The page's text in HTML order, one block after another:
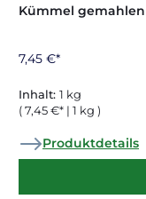
Kümmel gemahlen
7,45 €*
Inhalt: 1 kg
( 7,45 €* | 1 kg )
Produktdetails